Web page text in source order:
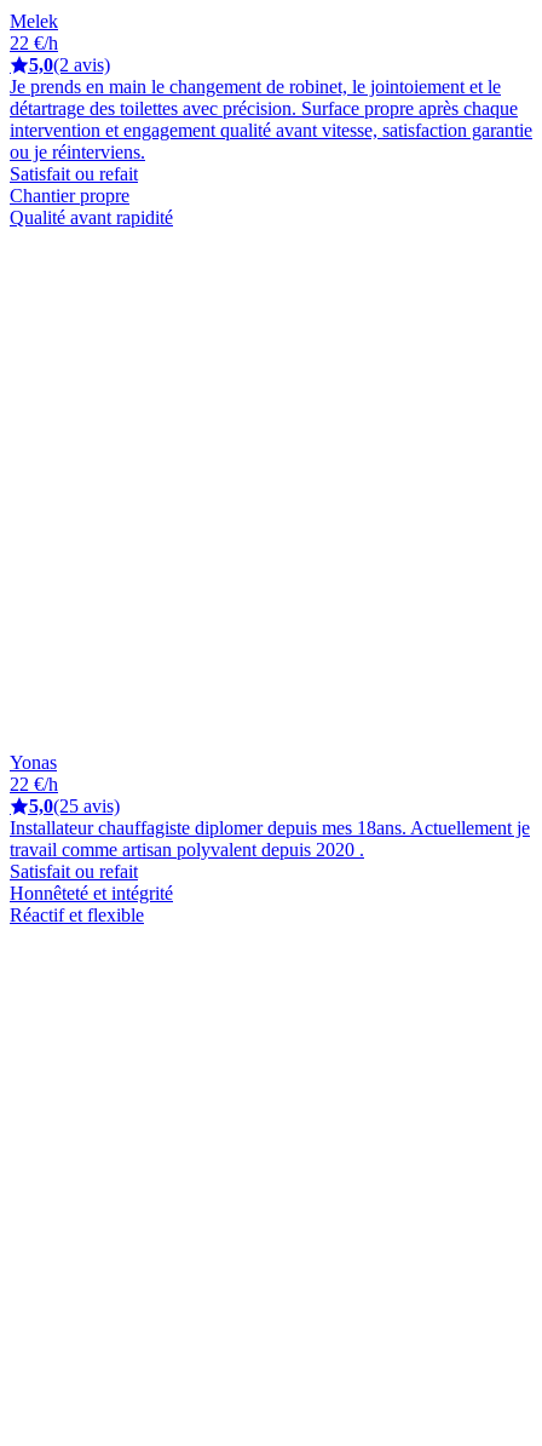
Melek
22 €/h
5,0(2 avis)
Je prends en main le changement de robinet, le jointoiement et le
détartrage des toilettes avec précision. Surface propre après chaque
intervention et engagement qualité avant vitesse, satisfaction garantie
ou je réinterviens.
Satisfait ou refait
Chantier propre
Qualité avant rapidité
Yonas
22 €/h
5,0(25 avis)
Installateur chauffagiste diplomer depuis mes 18ans. Actuellement je
travail comme artisan polyvalent depuis 2020 .
Satisfait ou refait
Honnêteté et intégrité
Réactif et flexible